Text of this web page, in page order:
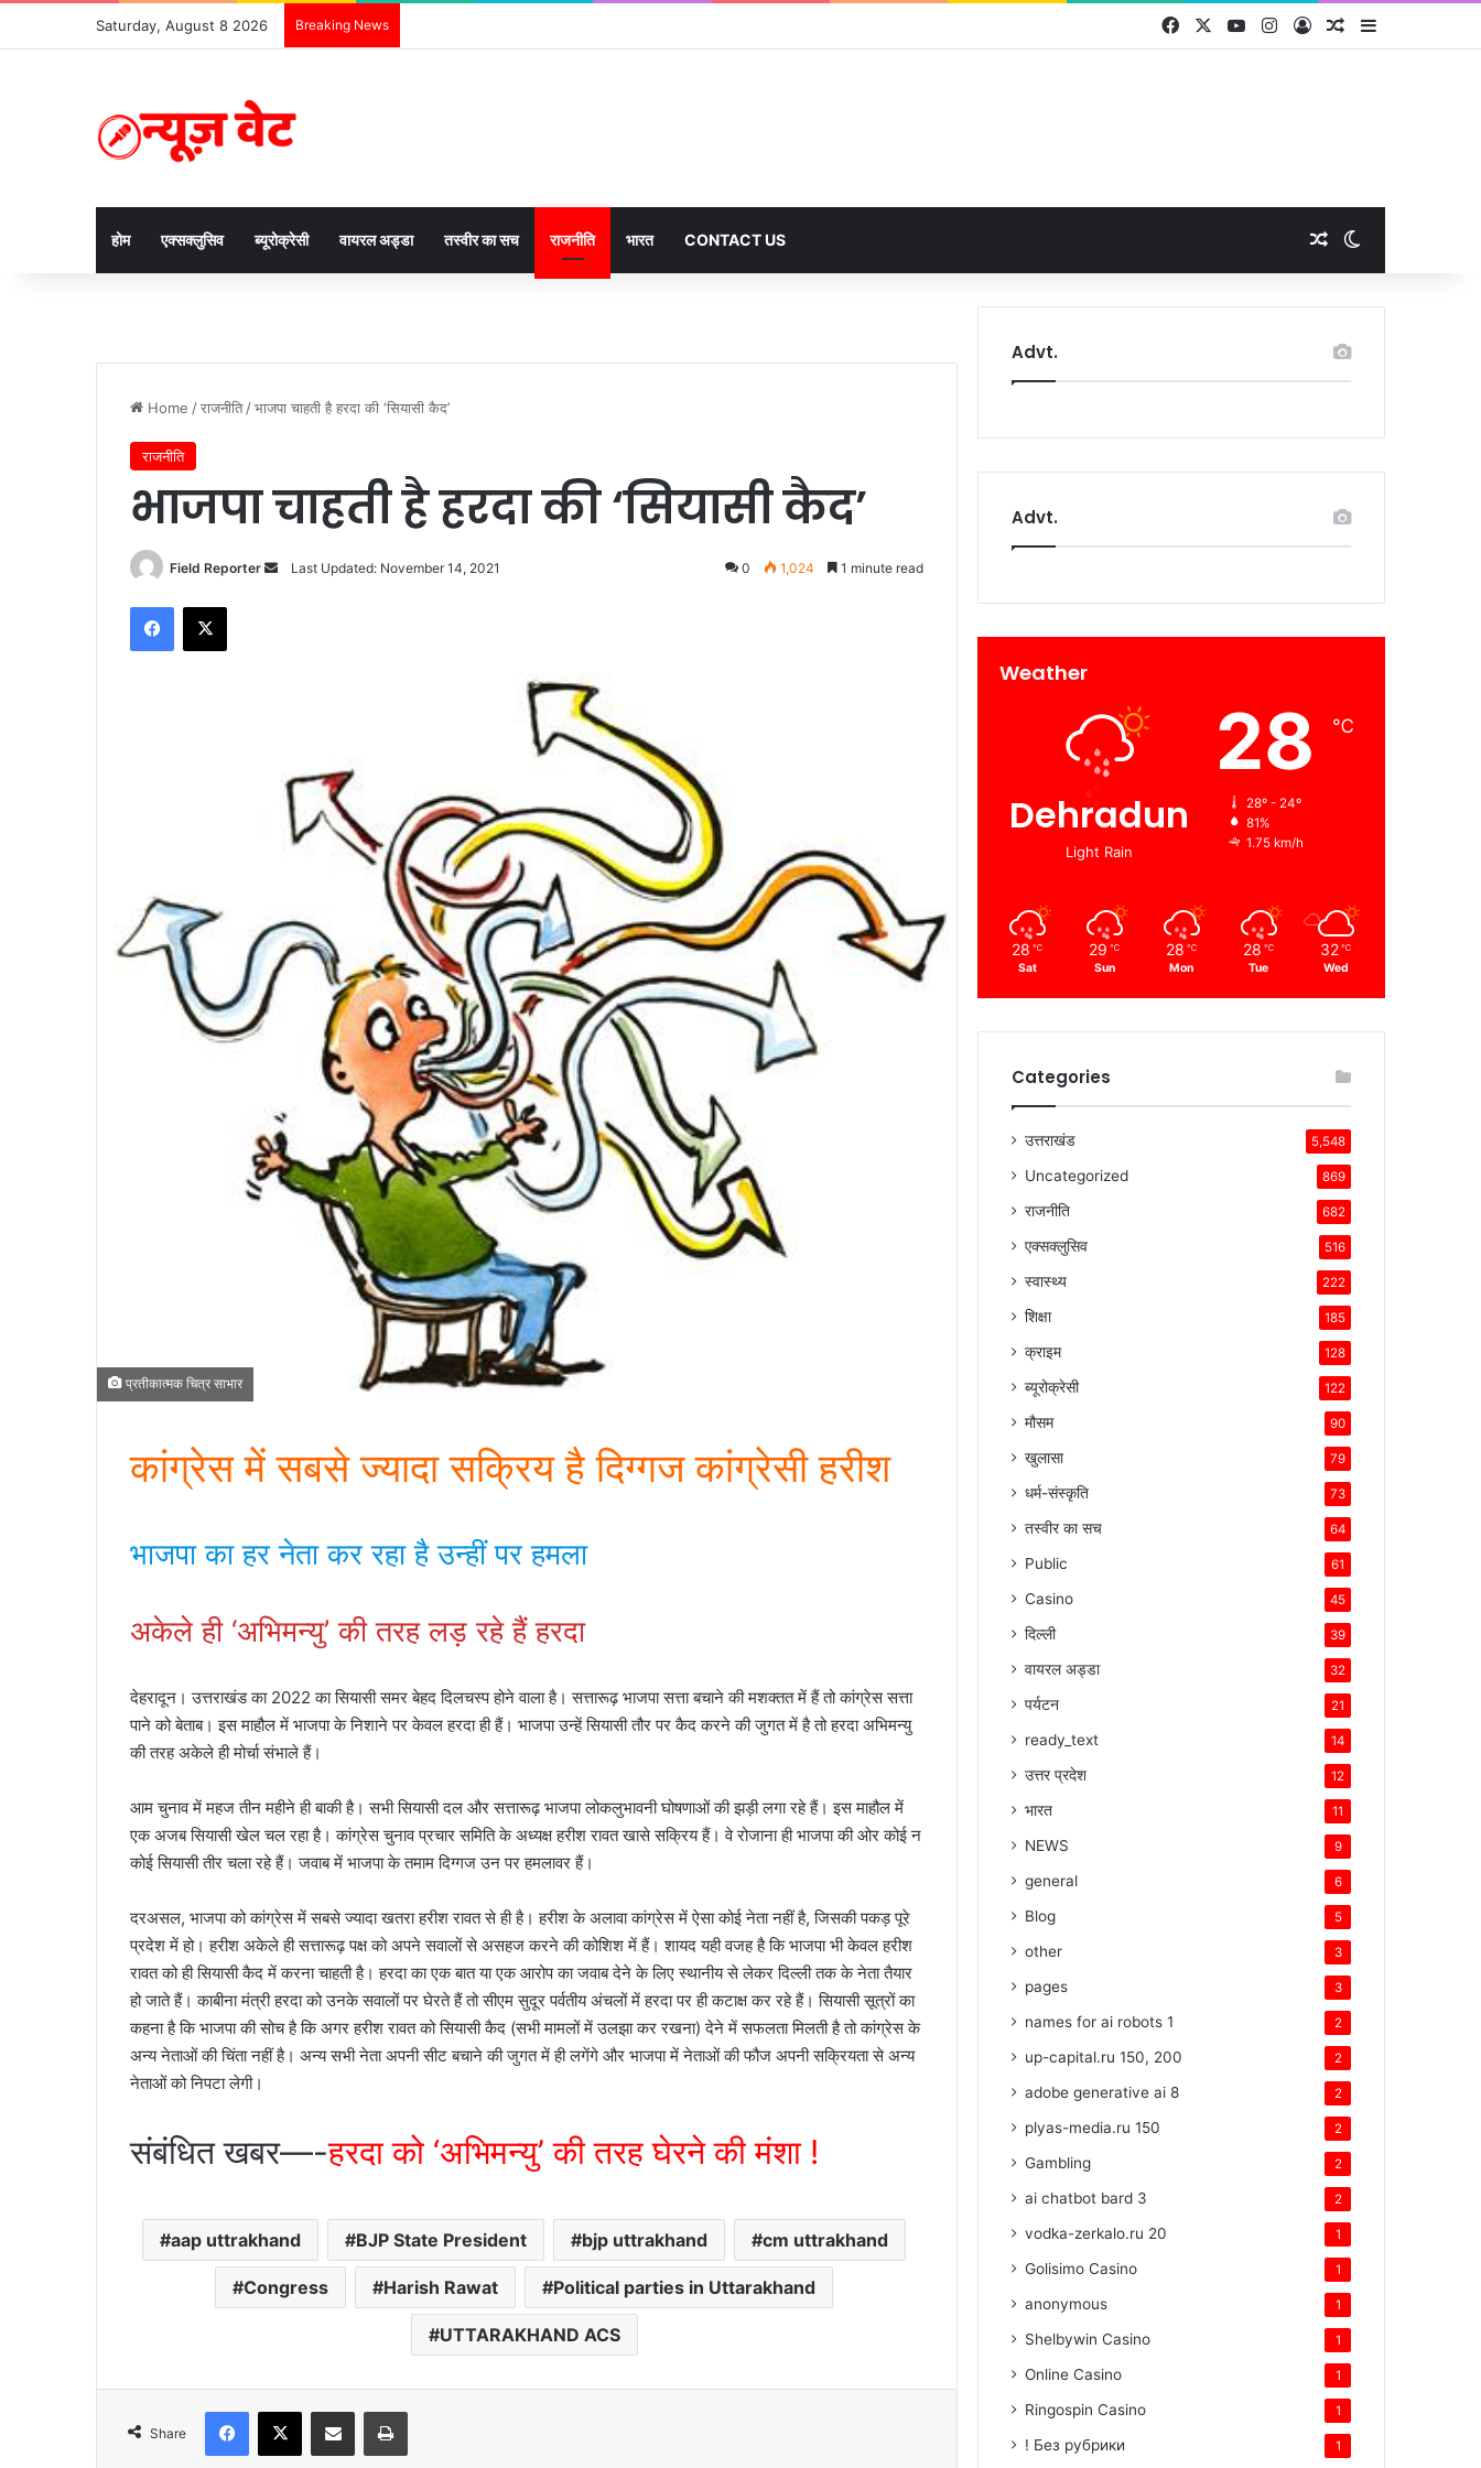
Saturday, August 8 2026 Breaking News FacebookYouTubeInstagram
Log InRandom Article
Sidebar
होम एक्सक्लुसिव ब्यूरोक्रेसी वायरल अड्डा तस्वीर का सच राजनीति भारत CONTACT US Random Article
Home /राजनीति /भाजपा चाहती है हरदा की ‘सियासी कैद’
राजनीति
भाजपा चाहती है हरदा की ‘सियासी कैद’
Field Reporter
SendLast Updated: November 14, 2021 0 1,024 1 minute read
Facebook
X
प्रतीकात्मक चित्र साभार
कांग्रेस में सबसे ज्यादा सक्रिय है दिग्गज कांग्रेसी हरीश
भाजपा का हर नेता कर रहा है उन्हीं पर हमला
अकेले ही ‘अभिमन्यु’ की तरह लड़ रहे हैं हरदा
देहरादून। उत्तराखंड का 2022 का सियासी समर बेहद दिलचस्प होने वाला है। सत्तारूढ़ भाजपा सत्ता बचाने की मशक्तत में हैं तो कांग्रेस सत्ता
पाने को बेताब। इस माहौल में भाजपा के निशाने पर केवल हरदा ही हैं। भाजपा उन्हें सियासी तौर पर कैद करने की जुगत में है तो हरदा अभिमन्यु
की तरह अकेले ही मोर्चा संभाले हैं।
आम चुनाव में महज तीन महीने ही बाकी है। सभी सियासी दल और सत्तारूढ़ भाजपा लोकलुभावनी घोषणाओं की झड़ी लगा रहे हैं। इस माहौल में
एक अजब सियासी खेल चल रहा है। कांग्रेस चुनाव प्रचार समिति के अध्यक्ष हरीश रावत खासे सक्रिय हैं। वे रोजाना ही भाजपा की ओर कोई न
कोई सियासी तीर चला रहे हैं। जवाब में भाजपा के तमाम दिग्गज उन पर हमलावर हैं।
दरअसल, भाजपा को कांग्रेस में सबसे ज्यादा खतरा हरीश रावत से ही है। हरीश के अलावा कांग्रेस में ऐसा कोई नेता नहीं है, जिसकी पकड़ पूरे
प्रदेश में हो। हरीश अकेले ही सत्तारूढ़ पक्ष को अपने सवालों से असहज करने की कोशिश में हैं। शायद यही वजह है कि भाजपा भी केवल हरीश
रावत को ही सियासी कैद में करना चाहती है। हरदा का एक बात या एक आरोप का जवाब देने के लिए स्थानीय से लेकर दिल्ली तक के नेता तैयार
हो जाते हैं। काबीना मंत्री हरदा को उनके सवालों पर घेरते हैं तो सीएम सुदूर पर्वतीय अंचलों में हरदा पर ही कटाक्ष कर रहे हैं। सियासी सूत्रों का
कहना है कि भाजपा की सोच है कि अगर हरीश रावत को सियासी कैद (सभी मामलों में उलझा कर रखना) देने में सफलता मिलती है तो कांग्रेस के
अन्य नेताओं की चिंता नहीं है। अन्य सभी नेता अपनी सीट बचाने की जुगत में ही लगेंगे और भाजपा में नेताओं की फौज अपनी सक्रियता से अन्य
नेताओं को निपटा लेगी।
संबंधित खबर—-हरदा को ‘अभिमन्यु’ की तरह घेरने की मंशा !
aap uttrakhand BJP State President bjp uttrakhand cm uttrakhand
Congress Harish Rawat Political parties in Uttarakhand
UTTARAKHAND ACS
Share
Facebook
X Share via Email Print
Advt.
Advt.
Weather
Dehradun
Light Rain
28 ℃
28º - 24º
81%
1.75 km/h
28 ℃
Sat
29 ℃
Sun
28 ℃
Mon
28 ℃
Tue
32 ℃
Wed
Categories
उत्तराखंड 5,548
Uncategorized 869
राजनीति 682
एक्सक्लुसिव 516
स्वास्थ्य 222
शिक्षा 185
क्राइम 128
ब्यूरोक्रेसी 122
मौसम 90
खुलासा 79
धर्म-संस्कृति 73
तस्वीर का सच 64
Public 61
Casino 45
दिल्ली 39
वायरल अड्डा 32
पर्यटन 21
ready_text 14
उत्तर प्रदेश 12
भारत 11
NEWS 9
general 6
Blog 5
other 3
pages 3
names for ai robots 1 2
up-capital.ru 150, 200 2
adobe generative ai 8 2
plyas-media.ru 150 2
Gambling 2
ai chatbot bard 3 2
vodka-zerkalo.ru 20 1
Golisimo Casino 1
anonymous 1
Shelbywin Casino 1
Online Casino 1
Ringospin Casino 1
! Без рубрики 1